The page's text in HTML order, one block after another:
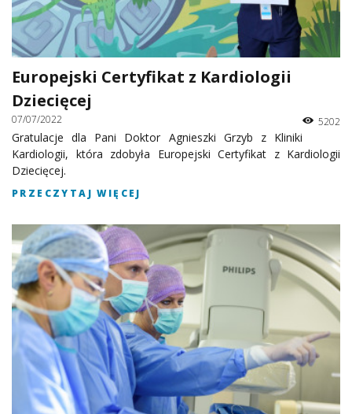
Europejski Certyfikat z Kardiologii
Dziecięcej
07/07/2022 5202
Gratulacje dla Pani Doktor Agnieszki Grzyb z Kliniki
Kardiologii, która zdobyła Europejski Certyfikat z Kardiologii
Dziecięcej.
PRZECZYTAJ WIĘCEJ